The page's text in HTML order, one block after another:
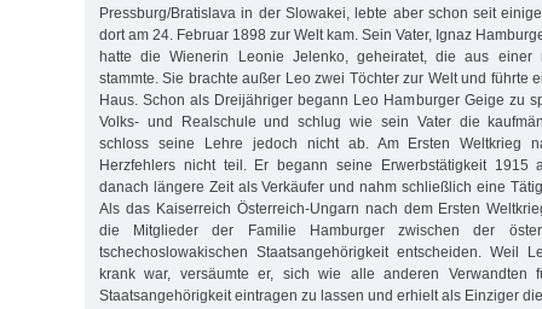
Pressburg/Bratislava in der Slowakei, lebte aber schon seit
dort am 24. Februar 1898 zur Welt kam. Sein Vater, Ignaz
hatte die Wienerin Leonie Jelenko, geheiratet, die aus einer
stammte. Sie brachte außer Leo zwei Töchter zur Welt und führte
Haus. Schon als Dreijähriger begann Leo Hamburger Geige zu
Volks- und Realschule und schlug wie sein Vater die
schloss seine Lehre jedoch nicht ab. Am Ersten Weltkrieg
Herzfehlers nicht teil. Er begann seine Erwerbstätigkeit 1915
danach längere Zeit als Verkäufer und nahm schließlich eine
Als das Kaiserreich Österreich-Ungarn nach dem Ersten
die Mitglieder der Familie Hamburger zwischen der
tschechoslowakischen Staatsangehörigkeit entscheiden. Weil
krank war, versäumte er, sich wie alle anderen Verwandten
Staatsangehörigkeit eintragen zu lassen und erhielt als Einziger